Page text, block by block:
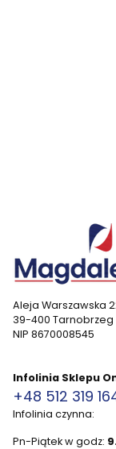
Aleja Warszawska
39-400 Tarnobrzeg
NIP 8670008545
Infolinia Sklepu
+48 512 319
Infolinia czynna:
Pn-Piątek w godz: